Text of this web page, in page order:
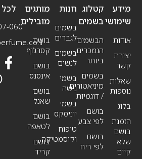
מידע
שימושי
אודות
יצירת
קשר
שאלות
נוספות
בלוג
הזמנת
בושם
שלא
קיים
חנות
בשמים
לגברים
בשמים
לנשים
בשמי
נישה
בשמי
יוניסקס
טיפוח
וקוסמטיקה
קטלוג
בשמים
הבשמים
הנמכרים
ביותר
בשמים
מיניאטורים
/ דוגמיות
בושם
לפי צבע
בושם
לפי ריח
מותגים
מובילים
בושם
קסרג’וף
בושם
אינסנס
בושם
שאנל
בושם
לטאפה
בושם
קריד
060